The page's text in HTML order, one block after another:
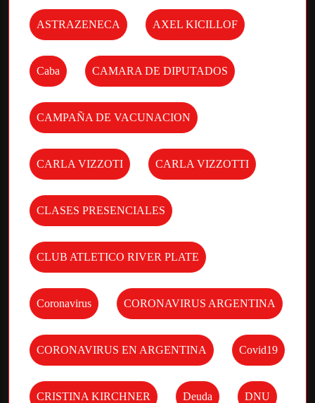
ASTRAZENECA AXEL KICILLOF
Caba CAMARA DE DIPUTADOS
CAMPAÑA DE VACUNACION
CARLA VIZZOTI CARLA VIZZOTTI
CLASES PRESENCIALES
CLUB ATLETICO RIVER PLATE
Coronavirus CORONAVIRUS ARGENTINA
CORONAVIRUS EN ARGENTINA Covid19
CRISTINA KIRCHNER Deuda DNU